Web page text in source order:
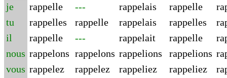
je
rappelle --- rappelais rappelle
tu
rappelles rappelle rappelais rappelles
il
rappelle --- rappelait rappelle
nous rappelons rappelons rappelions rappelions
vous rappelez rappelez rappeliez rappeliez